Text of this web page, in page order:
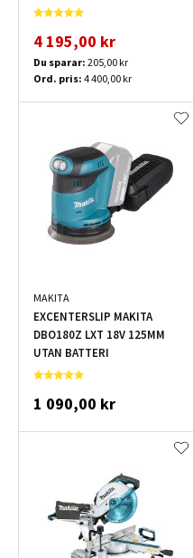
4 195,00 kr
Du sparar: 205,00 kr
Ord. pris: 4 400,00 kr
MAKITA
EXCENTERSLIP MAKITA
DBO180Z LXT 18V 125MM
UTAN BATTERI
1 090,00 kr